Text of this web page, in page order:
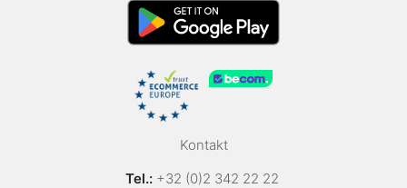
Kontakt
Tel.: +32 (0)2 342 22 22